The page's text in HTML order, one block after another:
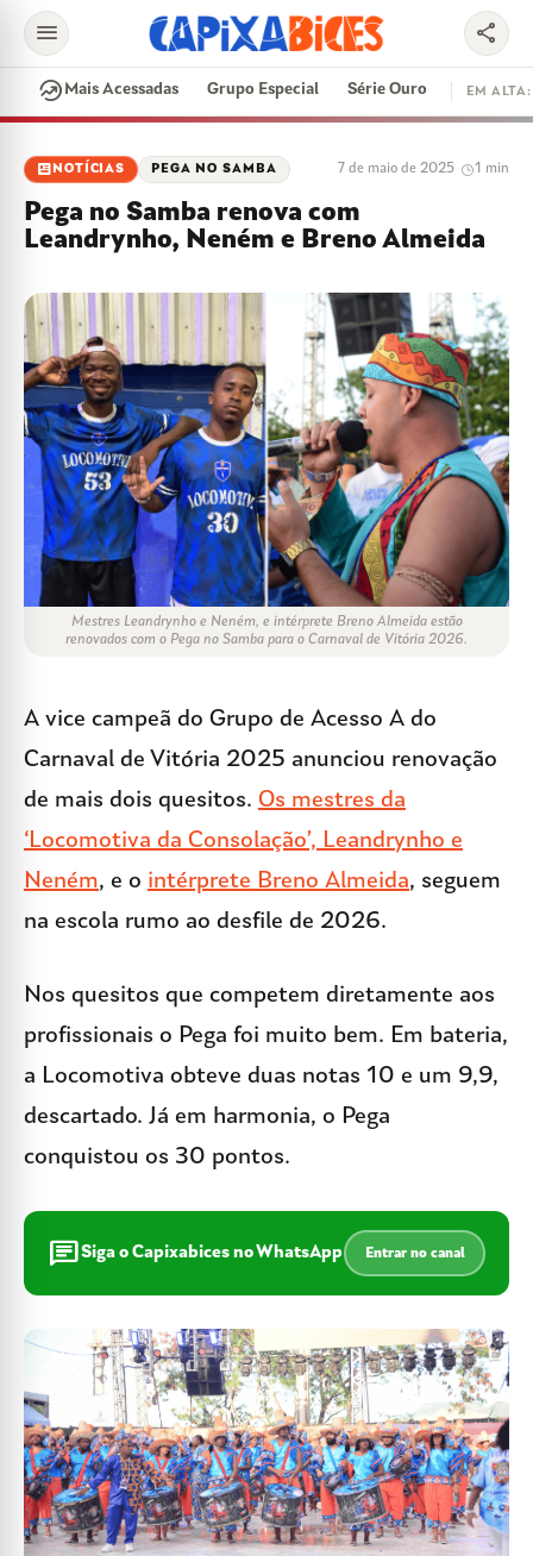
search
EM ALTA
DISPUTA DE SAMBA SAMBA-ENREDO
menu share
whatshot Mais Acessadas Grupo Especial Série Ouro EM ALTA:
Mestres Leandrynho e Neném, e intérprete Breno Almeida estão
renovados com o Pega no Samba para o Carnaval de Vitória 2026.
newsmode NOTÍCIAS PEGA NO SAMBA 7 de maio de 2025· 1 min
Pega no Samba renova com
Leandrynho, Neném e Breno Almeida
A vice campeã do Grupo de Acesso A do
Carnaval de Vitória 2025 anunciou renovação
de mais dois quesitos. Os mestres da
‘Locomotiva da Consolação’, Leandrynho e
Neném, e o intérprete Breno Almeida, seguem
na escola rumo ao desfile de 2026.
Nos quesitos que competem diretamente aos
profissionais o Pega foi muito bem. Em bateria,
a Locomotiva obteve duas notas 10 e um 9,9,
descartado. Já em harmonia, o Pega
conquistou os 30 pontos.
chatSiga o Capixabices no WhatsApp Entrar no canal